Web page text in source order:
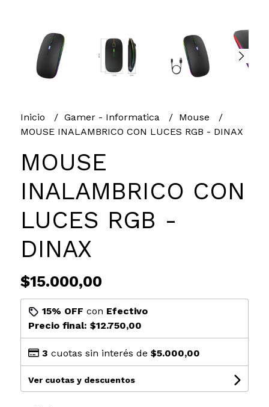
Inicio Gamer - Informatica
Mouse
MOUSE INALAMBRICO CON LUCES RGB - DINAX
MOUSE
INALAMBRICO CON
LUCES RGB -
DINAX
$15.000,00
15% OFF con Efectivo
Precio final: $12.750,00
3 cuotas sin interés de $5.000,00
Ver cuotas y descuentos